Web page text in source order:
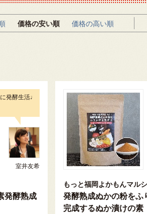
価格の安い順 価格の高い順
発酵生活♩
室井友希
発酵熟成
もっと福岡よかもんマル
発酵熟成ぬかの粉をふ
完成するぬか漬けの素